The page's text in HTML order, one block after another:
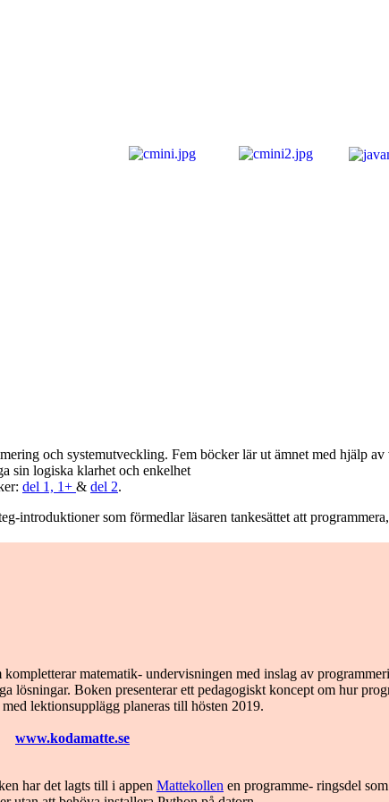
och systemutveckling. Fem böcker lär ut ämnet med hjälp av
sin logiska klarhet och enkelhet
del 1, 1+ & del 2.
introduktioner som förmedlar läsaren tankesättet att
matematik- undervisningen med inslag av
lösningar. Boken presenterar ett pedagogiskt koncept om hur
lektionsupplägg planeras till hösten 2019.
www.kodamatte.se
har det lagts till i appen Mattekollen en programme- ringsdel